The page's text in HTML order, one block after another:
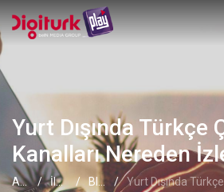
Yurt Dışında Türkçe
Kanalları Nereden
Anasayfa İletişim Formu Blog Yurt Dışında